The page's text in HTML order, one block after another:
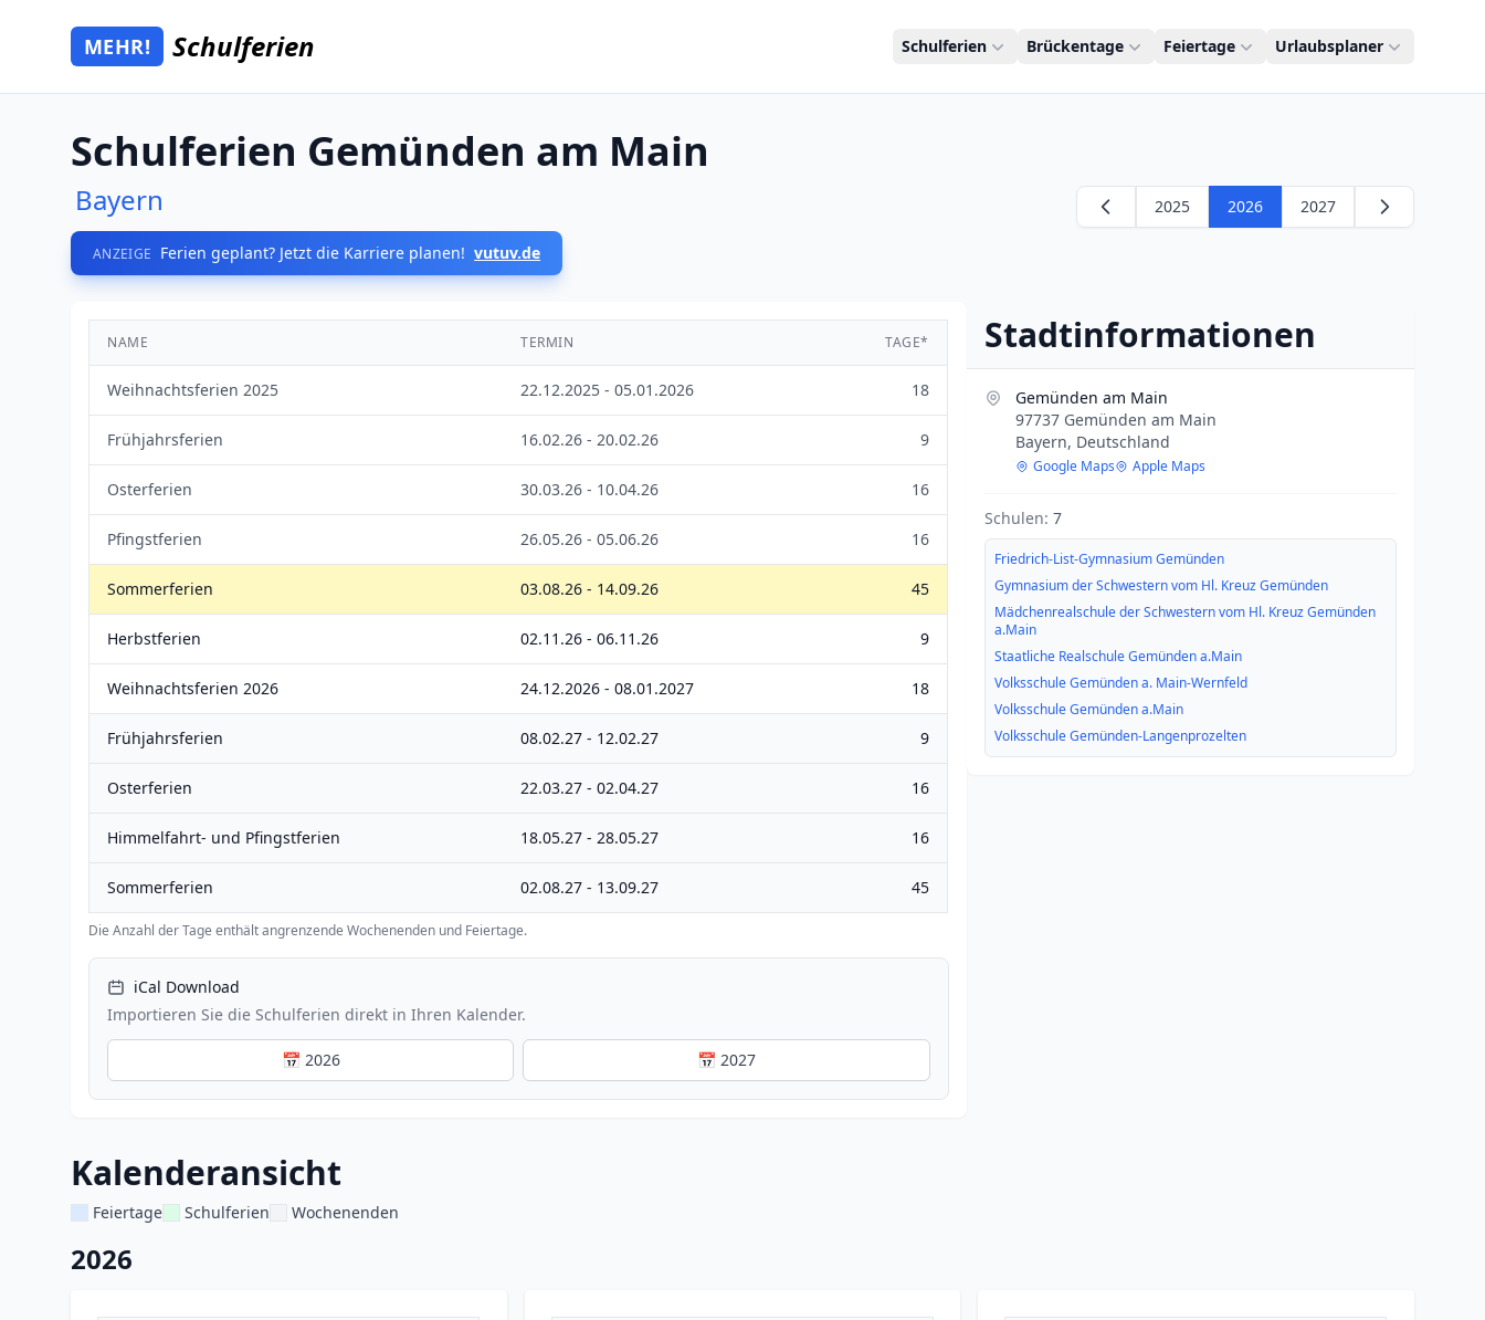
Zum Hauptinhalt springen
Mehr Schulferien
MEHR! Schulferien Schulferien Brückentage Feiertage Urlaubsplaner
Schulferien Gemünden am Main
Bayern
ANZEIGE Ferien geplant? Jetzt die Karriere planen! vutuv.de
2025 2026 2027
NAME TERMIN TAGE*
Weihnachtsferien 2025 22.12.2025 - 05.01.2026 18
Frühjahrsferien 16.02.26 - 20.02.26 9
Osterferien 30.03.26 - 10.04.26 16
Pfingstferien 26.05.26 - 05.06.26 16
Sommerferien 03.08.26 - 14.09.26 45
Herbstferien 02.11.26 - 06.11.26 9
Weihnachtsferien 2026 24.12.2026 - 08.01.2027 18
Frühjahrsferien 08.02.27 - 12.02.27 9
Osterferien 22.03.27 - 02.04.27 16
Himmelfahrt- und Pfingstferien 18.05.27 - 28.05.27 16
Sommerferien 02.08.27 - 13.09.27 45
Die Anzahl der Tage enthält angrenzende Wochenenden und Feiertage.
iCal Download
Importieren Sie die Schulferien direkt in Ihren Kalender.
📅 2026 📅 2027
Stadtinformationen
Gemünden am Main
97737 Gemünden am Main
Bayern, Deutschland
Google Maps Apple Maps
Schulen: 7
Friedrich-List-Gymnasium Gemünden
Gymnasium der Schwestern vom Hl. Kreuz Gemünden
Mädchenrealschule der Schwestern vom Hl. Kreuz Gemünden
a.Main
Staatliche Realschule Gemünden a.Main
Volksschule Gemünden a. Main-Wernfeld
Volksschule Gemünden a.Main
Volksschule Gemünden-Langenprozelten
Kalenderansicht
Feiertage Schulferien Wochenenden
2026